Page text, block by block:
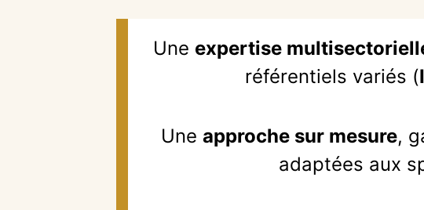
Une expertise
référentiels variés (
Uneapproche sur mesure,
adaptées aux